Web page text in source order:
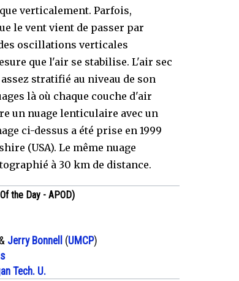
verticalement. Parfois,
le vent vient de passer par
oscillations verticales
que l'air se stabilise. L'air sec
stratifié au niveau de son
là où chaque couche d'air
un nuage lenticulaire avec un
ci-dessus a été prise en 1999
(USA). Le même nuage
à 30 km de distance.
the Day - APOD)
Jerry Bonnell (UMCP)
Tech. U.